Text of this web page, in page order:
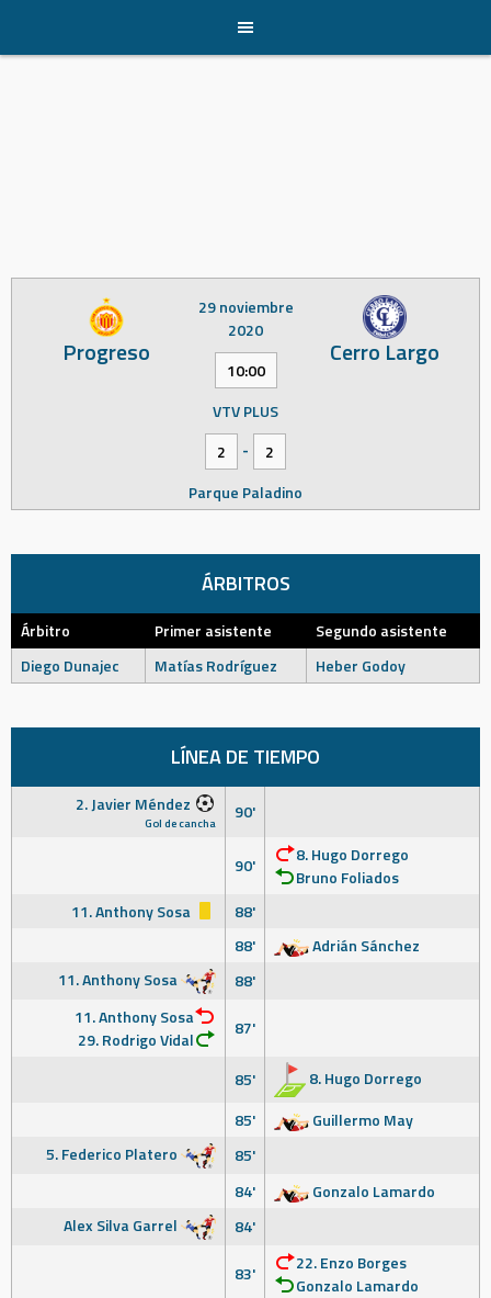
content
Progreso Cerro Largo
29 noviembre
2020
10:00
VTV PLUS
2
-
2
Parque Paladino
ÁRBITROS
Árbitro Primer asistente
Segundo asistente
Diego Dunajec
Matías Rodríguez Heber Godoy
LÍNEA DE TIEMPO
2. Javier Méndez
Gol de cancha 90'
90'
8. Hugo Dorrego
Bruno Foliados
11. Anthony Sosa
88'
88'
Adrián Sánchez
11. Anthony Sosa
88'
11. Anthony Sosa
29. Rodrigo Vidal
87'
85'
8. Hugo Dorrego
85'
Guillermo May
5. Federico Platero
85'
84'
Gonzalo Lamardo
Alex Silva Garrel
84'
83'
22. Enzo Borges
Gonzalo Lamardo